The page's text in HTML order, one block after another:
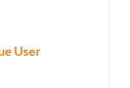
User